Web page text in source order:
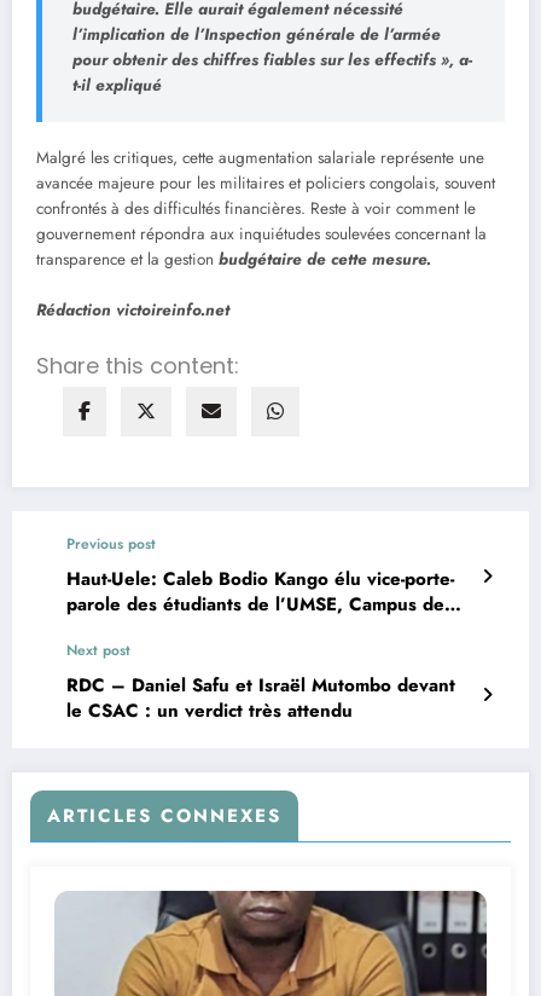
budgétaire. Elle aurait également nécessité
l’implication de l’Inspection générale de l’armée
pour obtenir des chiffres fiables sur les effectifs », a-
t-il expliqué
Malgré les critiques, cette augmentation salariale représente une
avancée majeure pour les militaires et policiers congolais, souvent
confrontés à des difficultés financières. Reste à voir comment le
gouvernement répondra aux inquiétudes soulevées concernant la
transparence et la gestion budgétaire de cette mesure.
Rédaction victoireinfo.net
Share this content:
Previous post
Haut-Uele: Caleb Bodio Kango élu vice-porte-
parole des étudiants de l’UMSE, Campus de
Next post
RDC – Daniel Safu et Israël Mutombo devant
le CSAC : un verdict très attendu
ARTICLES CONNEXES